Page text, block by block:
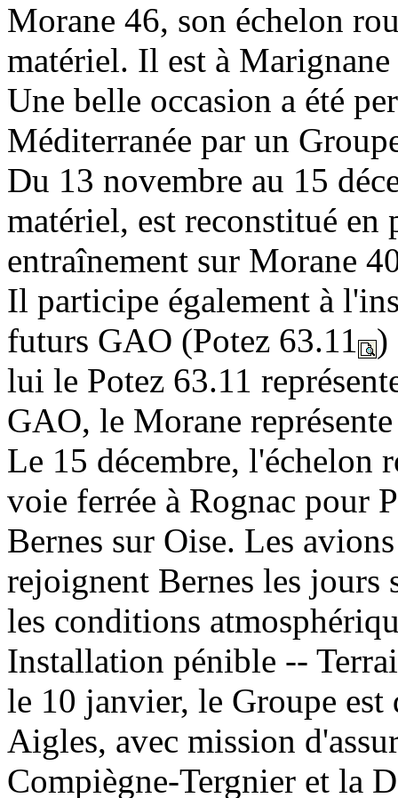
Morane 46, son échelon
matériel. Il est à
Une belle occasion a été
Méditerranée par un
Du 13 novembre au 15
matériel, est reconstitué en
entraînement sur Morane
Il participe également à
futurs GAO (Potez 63.11
)
lui le Potez 63.11
GAO, le Morane
Le 15 décembre, l'échelon
voie ferrée à Rognac pour
Bernes sur Oise. Les
rejoignent Bernes les jours
les conditions
Installation pénible --
le 10 janvier, le Groupe
Aigles, avec mission
Compiègne-Tergnier et la